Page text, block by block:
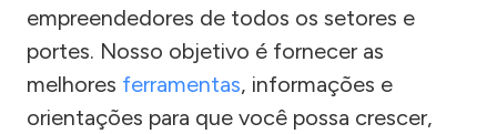
empreendedores de todos os setores e
portes. Nosso objetivo é fornecer as
melhores ferramentas, informações e
orientações para que você possa crescer,